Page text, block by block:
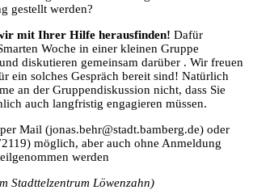
gestellt werden?
mit Ihrer Hilfe herausfinden! Dafür
Woche in einer kleinen Gruppe
diskutieren gemeinsam darüber . Wir freuen
ein solches Gespräch bereit sind! Natürlich
an der Gruppendiskussion nicht, dass Sie
auch langfristig engagieren müssen.
Mail (jonas.behr@stadt.bamberg.de) oder
möglich, aber auch ohne Anmeldung
werden
Stadttelzentrum Löwenzahn)